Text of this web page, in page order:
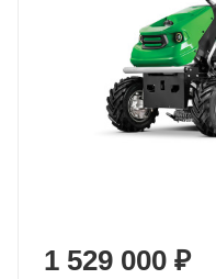
1 529 000 ₽